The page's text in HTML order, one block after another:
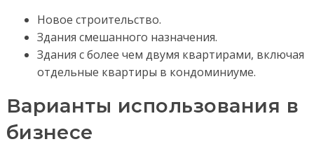
Новое строительство.
Здания смешанного назначения.
Здания с более чем двумя квартирами, включая
отдельные квартиры в кондоминиуме.
Варианты использования в
бизнесе